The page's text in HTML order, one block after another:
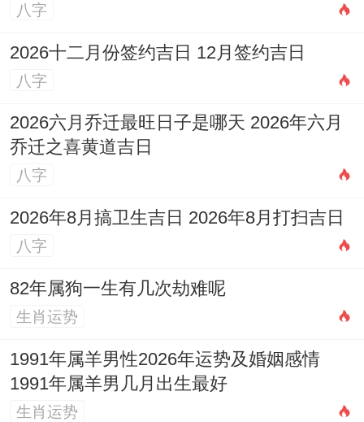
關於2026年10月26日（農曆九月十七）的
特別說明。
必须特別指出的是
一,農曆九月十七）並未出現再上述公認的
「生子吉日」列表中
求嗣、生子並非其當日特別推薦的活動。只
要您考慮選擇此日 我們強烈建議：
1.詳細查詢權威黃曆:獲取該日最精確的宜忌
事項、沖煞方向与吉時凶時。
2.結合個人八字:吉日具有常见參考意義，但
與父母以及胎兒的八字五行契合更為首要。
八字
2026十二月份签约吉日 12月签约吉日
八字
2026六月乔迁最旺日子是哪天 2026年六月
乔迁之喜黄道吉日
八字
2026年8月搞卫生吉日 2026年8月打扫吉日
八字
82年属狗一生有几次劫难呢
生肖运势
1991年属羊男性2026年运势及婚姻感情
1991年属羊男几月出生最好
生肖运势